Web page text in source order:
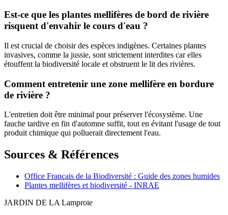
Est-ce que les plantes mellifères de bord de rivière
risquent d'envahir le cours d'eau ?
Il est crucial de choisir des espèces indigènes. Certaines plantes
invasives, comme la jussie, sont strictement interdites car elles
étouffent la biodiversité locale et obstruent le lit des rivières.
Comment entretenir une zone mellifère en bordure
de rivière ?
L'entretien doit être minimal pour préserver l'écosystème. Une
fauche tardive en fin d'automne suffit, tout en évitant l'usage de tout
produit chimique qui polluerait directement l'eau.
Sources & Références
Office Français de la Biodiversité : Guide des zones humides
Plantes mellifères et biodiversité - INRAE
JARDIN DE LA Lamproie